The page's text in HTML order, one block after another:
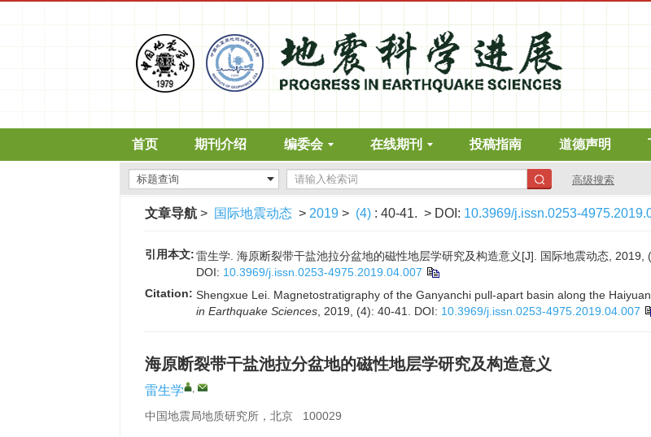
首页 期刊介绍 编委会 在线期刊 投稿指南 道德声明
高级搜索
文章导航 > 国际地震动态 > 2019 > (4) : 40-41. > DOI: 10.3969/j.issn.0253-
引用本文:雷生学. 海原断裂带干盐池拉分盆地的磁性地层学研究及构造意义[J]. 国际地震动态, 2019,
DOI: 10.3969/j.issn.0253-4975.2019.04.007
Citation: Shengxue Lei. Magnetostratigraphy of the Ganyanchi pull-apart basin along the
in Earthquake Sciences , 2019, (4): 40-41. DOI: 10.3969/j.issn.0253-4975.2019.04.007
海原断裂带干盐池拉分盆地的磁性地层学研究及构造意义
雷生学 ,
中国地震局地质研究所，北京 100029